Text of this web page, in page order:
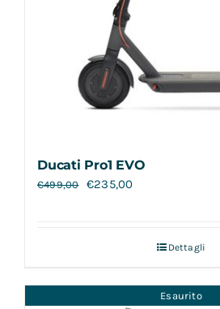
Ducati Pro1 EVO
€499,00 €235,00
Dettagli
Esaurito